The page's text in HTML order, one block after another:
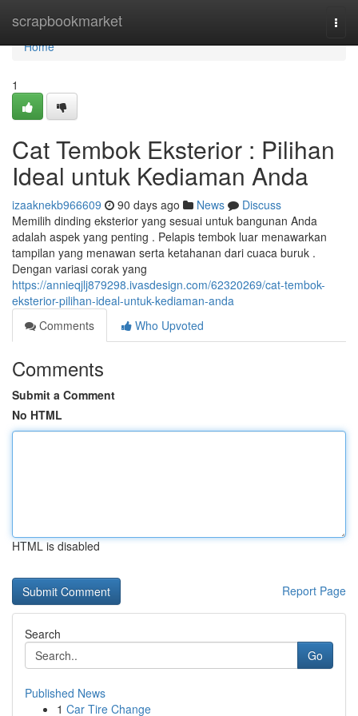
scrapbookmarket
Home
Home
1
Cat Tembok Eksterior : Pilihan
Ideal untuk Kediaman Anda
izaaknekb966609 90 days ago News
Discuss
Memilih dinding eksterior yang sesuai untuk bangunan Anda
adalah aspek yang penting . Pelapis tembok luar menawarkan
tampilan yang menawan serta ketahanan dari cuaca buruk .
Dengan variasi corak yang
https://annieqjlj879298.ivasdesign.com/62320269/cat-tembok-
eksterior-pilihan-ideal-untuk-kediaman-anda
Comments
Who Upvoted
Comments
Submit a Comment
No HTML
HTML is disabled
Report Page
Search
Go
Published News
1 Car Tire Change